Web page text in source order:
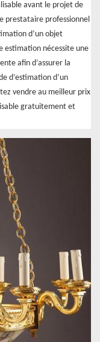
avant le projet de
prestataire professionnel
d’un objet
estimation nécessite une
afin d’assurer la
d’estimation d’un
vendre au meilleur prix
gratuitement et